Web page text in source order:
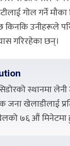
गोल गर्ने
किनकि उनीहरूले
गरिरहेका छन्।
स्थानमा
जना खेलाडीलाई
७६ औं मिनेटमा